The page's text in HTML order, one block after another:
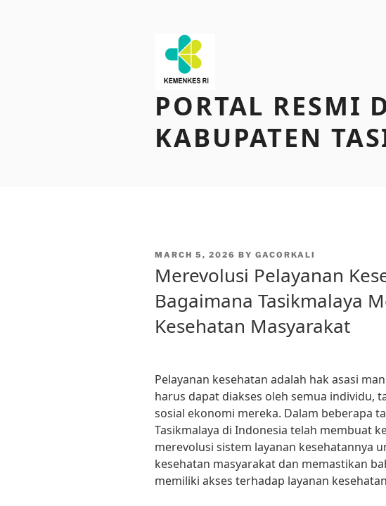
PORTAL RESMI
KABUPATEN
POSTED
MARCH 5, 2026 BY GACORKALI
Merevolusi Pelayanan
Bagaimana Tasikmalaya
Kesehatan Masyarakat
Pelayanan kesehatan adalah hak asasi
harus dapat diakses oleh semua individu,
sosial ekonomi mereka. Dalam beberapa
Tasikmalaya di Indonesia telah membuat
merevolusi sistem layanan kesehatannya
kesehatan masyarakat dan memastikan
memiliki akses terhadap layanan